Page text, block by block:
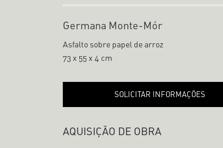
Germana Monte-Mór
Asfalto sobre papel de arroz
73 x 55 x 4 cm
SOLICITAR INFORMAÇÕES
AQUISIÇÃO DE OBRA